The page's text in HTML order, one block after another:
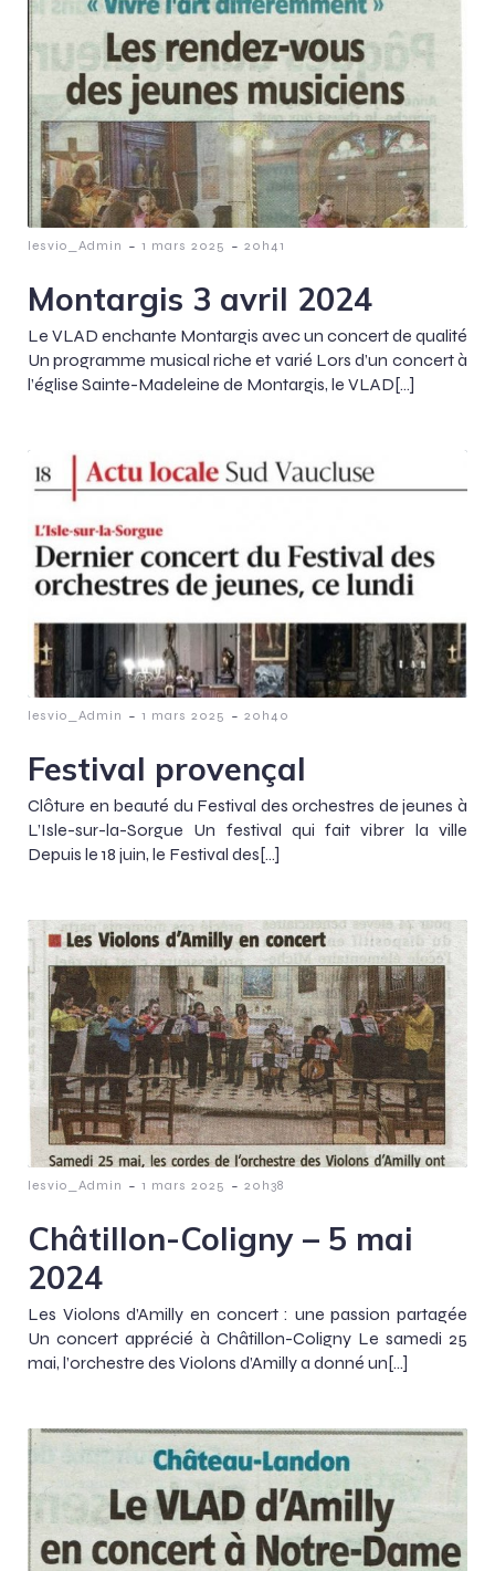
lesvio_Admin - 1 mars 2025 - 20h41
Montargis 3 avril 2024
Le VLAD enchante Montargis avec un concert de qualité
Un programme musical riche et varié Lors d’un concert à
l’église Sainte-Madeleine de Montargis, le VLAD[…]
lesvio_Admin - 1 mars 2025 - 20h40
Festival provençal
Clôture en beauté du Festival des orchestres de jeunes à
L’Isle-sur-la-Sorgue Un festival qui fait vibrer la ville
Depuis le 18 juin, le Festival des[…]
lesvio_Admin - 1 mars 2025 - 20h38
Châtillon-Coligny – 5 mai
2024
Les Violons d’Amilly en concert : une passion partagée
Un concert apprécié à Châtillon-Coligny Le samedi 25
mai, l’orchestre des Violons d’Amilly a donné un[…]